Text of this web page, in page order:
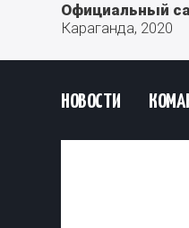
Официальный
Караганда, 2020
НОВОСТИ